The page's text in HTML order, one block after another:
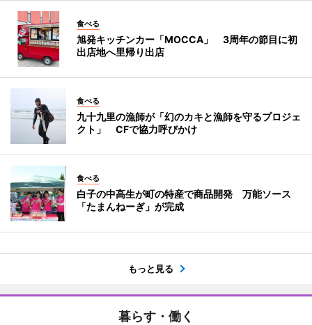
食べる
旭発キッチンカー「MOCCA」 3周年の節目に初
出店地へ里帰り出店
食べる
九十九里の漁師が「幻のカキと漁師を守るプロジェ
クト」 CFで協力呼びかけ
食べる
白子の中高生が町の特産で商品開発 万能ソース
「たまんねーぎ」が完成
もっと見る
暮らす・働く